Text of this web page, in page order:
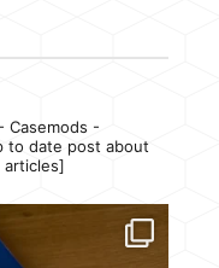
Casemods -
to date post about
articles]